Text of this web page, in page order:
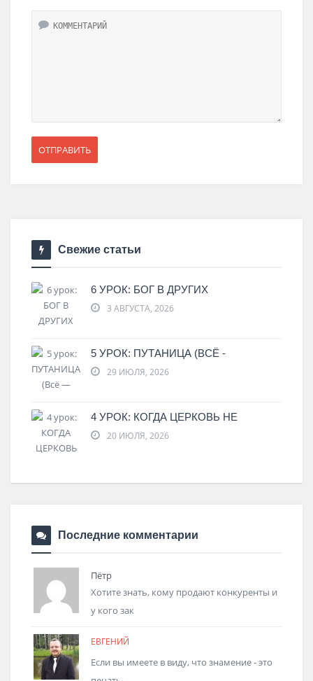
Свежие статьи
6 УРОК: БОГ В ДРУГИХ
3 АВГУСТА, 2026
5 УРОК: ПУТАНИЦА (ВСЁ -
29 ИЮЛЯ, 2026
4 УРОК: КОГДА ЦЕРКОВЬ НЕ
20 ИЮЛЯ, 2026
Последние комментарии
Пётр
Хотите знать, кому продают конкуренты и
у кого зак
ЕВГЕНИЙ
Если вы имеете в виду, что знамение - это